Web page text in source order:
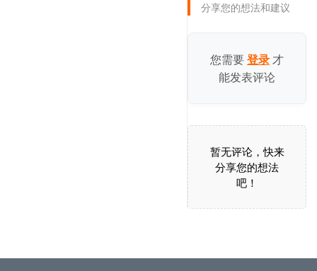
分享您的想法和建议
您需要 登录 才
能发表评论
暂无评论，快来
分享您的想法
吧！